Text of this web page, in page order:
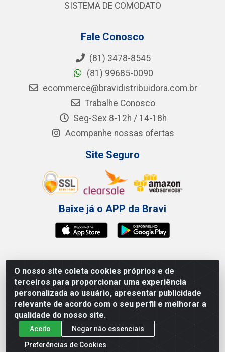
O nosso site coleta cookies próprios e de
terceiros para proporcionar uma experiência
personalizada ao usuário, apresentar publicidade
relevante de acordo com o seu perfil e melhorar a
qualidade do nosso site.
Aceito
Negar não essenciais
Preferências de Cookies
SISTEMA DE COMODATO
Fale Conosco
(81) 3478-8545
(81) 99685-0090
ecommerce@bravidistribuidora.com.br
Trabalhe Conosco
Seg-Sex 8-12h / 14-18h
Acompanhe nossas ofertas
Site Seguro
Baixe já o APP da Bravi
Bravi Consumíveis de Higiene e Descartáveis EIRELI -
CNPJ 19.457.137/0001-06
Av. Sul Gov. Cid Sampaio, 3125 - Galpão 000A -
Imbiribeira - Recife/PE - CEP 51.150-010